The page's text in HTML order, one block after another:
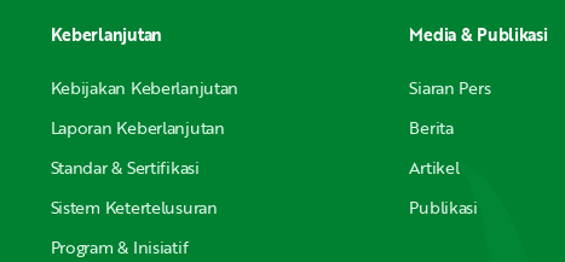
Keberlanjutan
Kebijakan Keberlanjutan
Laporan Keberlanjutan
Standar & Sertifikasi
Sistem Ketertelusuran
Program & Inisiatif
Media & Publikasi
Siaran Pers
Berita
Artikel
Publikasi